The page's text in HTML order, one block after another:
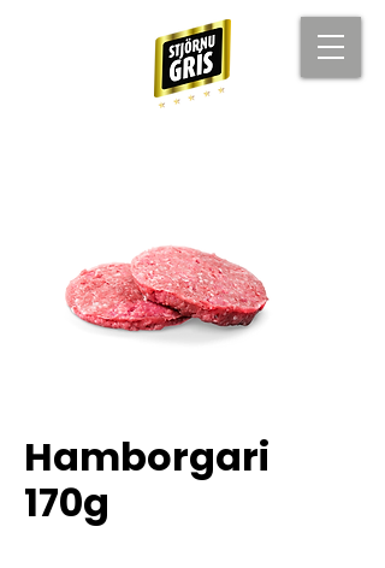
Hamborgari
170g